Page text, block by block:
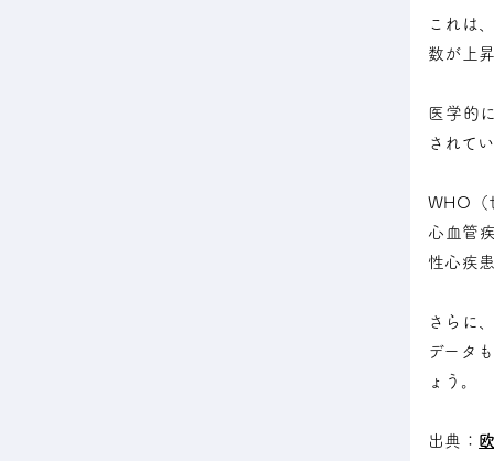
これは
数が上
医学的
されて
WHO（
心血管
性心疾
さらに
データ
ょう。
出典：